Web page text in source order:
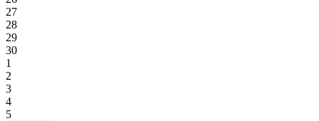
27
28
29
30
1
2
3
4
5